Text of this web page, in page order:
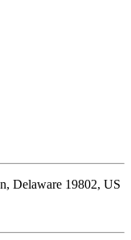
Delaware 19802, US